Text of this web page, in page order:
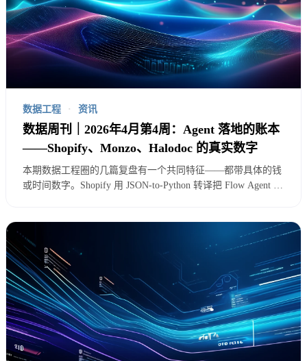
数据工程 · 资讯
数据周刊｜2026年4月第4周：Agent 落地的账本
——Shopify、Monzo、Halodoc 的真实数字
本期数据工程圈的几篇复盘有一个共同特征——都带具体的钱
或时间数字。Shopify 用 JSON-to-Python 转译把 Flow Agent 的
点利用率拉到 96%。Agent 落地走完了"做小"和"稳定"两步，
进入第三步——算账。